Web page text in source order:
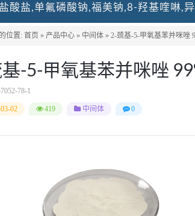
酸盐,单氟磷酸钠,福美钠,8-羟基喹啉,
位置: 首页 » 产品中心 » 中间体 » 2-巯基-5-甲氧基苯并咪唑
-5-甲氧基苯并咪唑
78-1
02 419 中间体 0